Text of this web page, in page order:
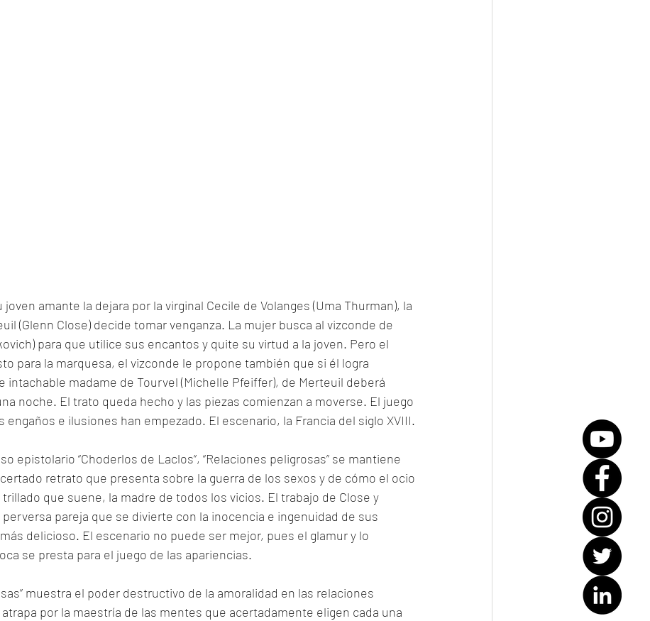
amante la dejara por la virginal Cecile de Volanges (Uma Thurman), la
(Glenn Close) decide tomar venganza. La mujer busca al vizconde de
para que utilice sus encantos y quite su virtud a la joven. Pero el
para la marquesa, el vizconde le propone también que si él logra
intachable madame de Tourvel (Michelle Pfeiffer), de Merteuil deberá
noche. El trato queda hecho y las piezas comienzan a moverse. El juego
engaños e ilusiones han empezado. El escenario, la Francia del siglo XVIII.
retrato que presenta sobre la guerra de los sexos y de cómo el ocio
que suene, la madre de todos los vicios. El trabajo de Close y
perversa pareja que se divierte con la inocencia e ingenuidad de sus
delicioso. El escenario no puede ser mejor, pues el glamur y lo
se presta para el juego de las apariencias.
muestra el poder destructivo de la amoralidad en las relaciones
por la maestría de las mentes que acertadamente eligen cada una